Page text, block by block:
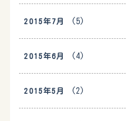
2015年7月 (5)
2015年6月 (4)
2015年5月 (2)